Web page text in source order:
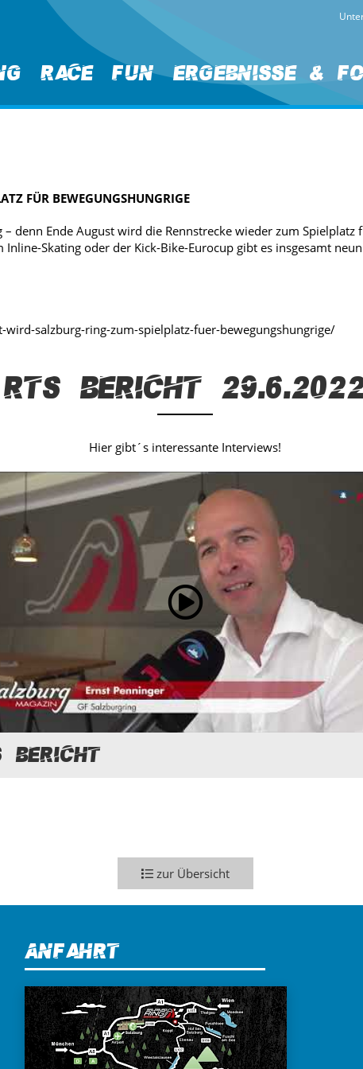
Race Fun Ergebnisse &
FÜR BEWEGUNGSHUNGRIGE
denn Ende August wird die Rennstrecke wieder zum
Skating oder der Kick-Bike-Eurocup gibt es insgesamt
salzburg-ring-zum-spielplatz-fuer-bewegungshungrige/
RTS Bericht
Hier gibt´s interessante Interviews!
Bericht
zur Übersicht
Anfahrt